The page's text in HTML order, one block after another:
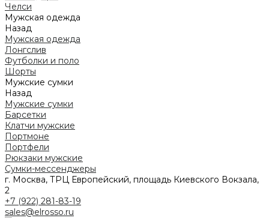
Челси
Мужская одежда
Назад
Мужская одежда
Лонгслив
Футболки и поло
Шорты
Мужские сумки
Назад
Мужские сумки
Барсетки
Клатчи мужские
Портмоне
Портфели
Рюкзаки мужские
Сумки-мессенджеры
г. Москва, ТРЦ Европейский, площадь Киевского Вокзала,
2
+7 (922) 281-83-19
sales@elrosso.ru